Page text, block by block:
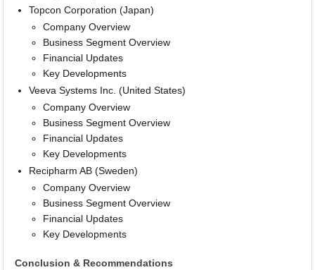
Topcon Corporation (Japan)
Company Overview
Business Segment Overview
Financial Updates
Key Developments
Veeva Systems Inc. (United States)
Company Overview
Business Segment Overview
Financial Updates
Key Developments
Recipharm AB (Sweden)
Company Overview
Business Segment Overview
Financial Updates
Key Developments
Conclusion & Recommendations